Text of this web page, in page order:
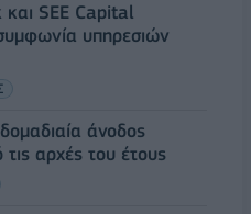
SEE Capital
υπηρεσιών
άνοδος
αρχές του έτους